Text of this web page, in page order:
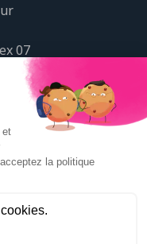
07
lyon.fr
82 01
Qm-prNOXepo